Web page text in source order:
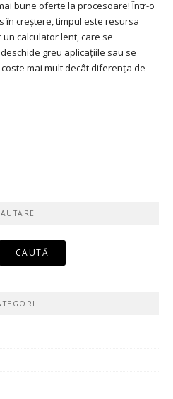
bune oferte la procesoare! Într-o
în creștere, timpul este resursa
calculator lent, care se
greu aplicațiile sau se
mai mult decât diferența de